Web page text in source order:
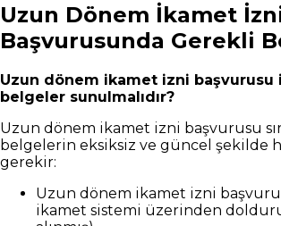
Uzun Dönem İkamet
Başvurusunda Gerekli
Uzun dönem ikamet izni başvurusu
belgeler sunulmalıdır?
Uzun dönem ikamet izni başvurusu
belgelerin eksiksiz ve güncel şekilde
gerekir:
Uzun dönem ikamet izni
ikamet sistemi üzerinden